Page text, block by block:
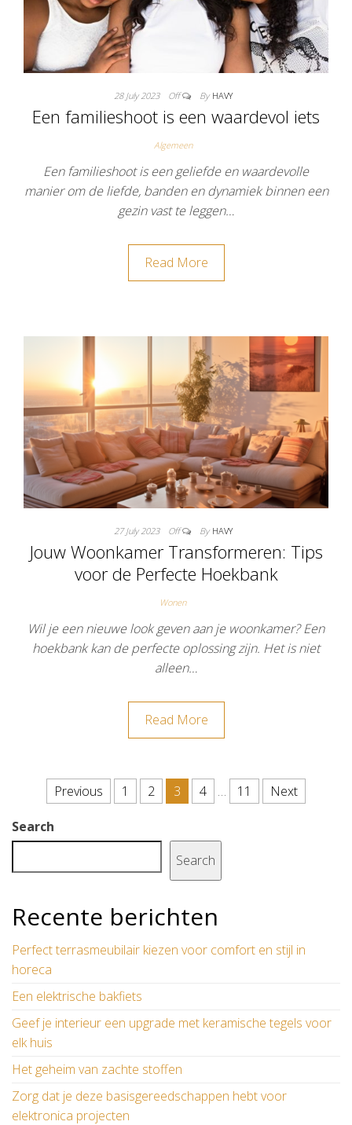
28 July 2023 Off By HAVY
Een familieshoot is een waardevol iets
Algemeen
Een familieshoot is een geliefde en waardevolle
manier om de liefde, banden en dynamiek binnen een
gezin vast te leggen…
Read More
27 July 2023 Off By HAVY
Jouw Woonkamer Transformeren: Tips
voor de Perfecte Hoekbank
Wonen
Wil je een nieuwe look geven aan je woonkamer? Een
hoekbank kan de perfecte oplossing zijn. Het is niet
alleen…
Read More
Posts pagination
Previous 1 2 3 4 … 11 Next
Search
Search
Recente berichten
Perfect terrasmeubilair kiezen voor comfort en stijl in
horeca
Een elektrische bakfiets
Geef je interieur een upgrade met keramische tegels voor
elk huis
Het geheim van zachte stoffen
Zorg dat je deze basisgereedschappen hebt voor
elektronica projecten